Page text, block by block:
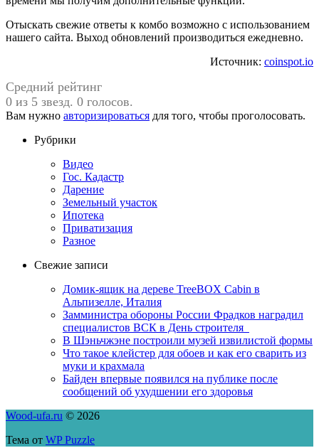
Отыскать свежие ответы к комбо возможно с использованием
нашего сайта. Выход обновлений производиться ежедневно.
Источник: coinspot.io
Средний рейтинг
0 из 5 звезд. 0 голосов.
Вам нужно авторизироваться для того, чтобы проголосовать.
Рубрики
Видео
Гос. Кадастр
Дарение
Земельный участок
Ипотека
Приватизация
Разное
Свежие записи
Домик-ящик на дереве TreeBOX Cabin в
Альпизелле, Италия
Замминистра обороны России Фрадков наградил
специалистов ВСК в День строителя
В Шэньчжэне построили музей извилистой формы
Что такое клейстер для обоев и как его сварить из
муки и крахмала
Байден впервые появился на публике после
сообщений об ухудшении его здоровья
Wood-ufa.ru © 2026
Тема от WP Puzzle